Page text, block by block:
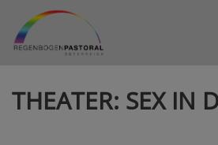
THEATER: SEX IN